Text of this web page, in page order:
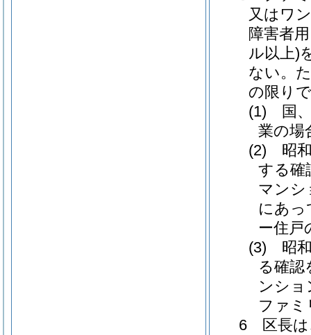
又はワ
障害者
ル以上)
ない。
の限り
(1) 国、
業の場
(2) 昭和
する確
マンシ
にあっ
ー住戸
(3) 昭和
る確認
ンシ
ファミ
6 区長は